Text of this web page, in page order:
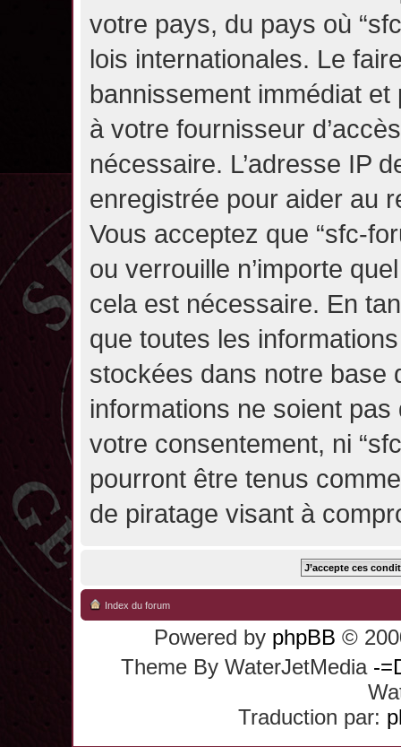
votre pays, du pays où
lois internationales. Le
bannissement immédiat
à votre fournisseur
nécessaire. L’adresse IP
enregistrée pour aider au
Vous acceptez que “sfc-
ou verrouille n’importe
cela est nécessaire. En
que toutes les
stockées dans notre base
informations ne soient
votre consentement, ni
pourront être tenus
de piratage visant à
Index du forum
Powered by phpBB ©
Theme By WaterJetMedia -
Traduction par: